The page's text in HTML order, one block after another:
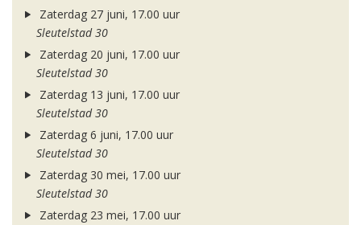
Zaterdag 27 juni, 17.00 uur
Sleutelstad 30
Zaterdag 20 juni, 17.00 uur
Sleutelstad 30
Zaterdag 13 juni, 17.00 uur
Sleutelstad 30
Zaterdag 6 juni, 17.00 uur
Sleutelstad 30
Zaterdag 30 mei, 17.00 uur
Sleutelstad 30
Zaterdag 23 mei, 17.00 uur